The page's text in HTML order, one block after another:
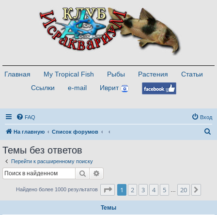
Главная My Tropical Fish Рыбы Растения
Статьи
Ссылки
e-mail Иврит
FAQ Вход
На главную Список форумов
Темы без ответов
Перейти к расширенному поиску
Поиск
Найдено более 1000 результатов Страница1 из
1 2 3 4 5 20
Темы